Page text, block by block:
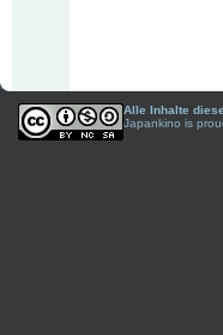
Alle Inhalte
Japankino is